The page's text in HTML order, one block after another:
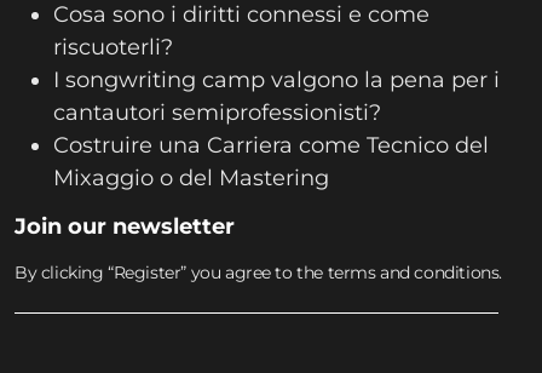
Cosa sono i diritti connessi e come
riscuoterli?
I songwriting camp valgono la pena per i
cantautori semiprofessionisti?
Costruire una Carriera come Tecnico del
Mixaggio o del Mastering
Join our newsletter
By clicking “Register” you agree to the terms and conditions.